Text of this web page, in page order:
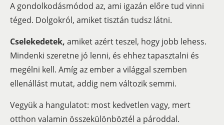
A gondolkodásmódod az, ami igazán előre tud vinni
téged. Dolgokról, amiket tisztán tudsz látni.
Cselekedetek, amiket azért teszel, hogy jobb lehess.
Mindenki szeretne jó lenni, és ehhez tapasztalni és
megélni kell. Amíg az ember a világgal szemben
ellenállást mutat, addig nem változik semmi.
Vegyük a hangulatot: most kedvetlen vagy, mert
otthon valamin összekülönböztél a pároddal.